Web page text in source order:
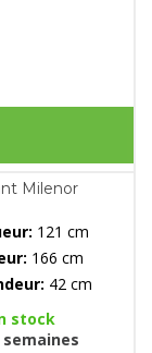
Milenor
121 cm
166 cm
42 cm
stock
semaines